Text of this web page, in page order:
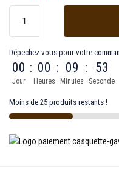
Dépechez-vous pour votre
00
Jour
: 00
Heures
: 09
Minutes
: 53
Seconde
Moins de 25 produits restants !